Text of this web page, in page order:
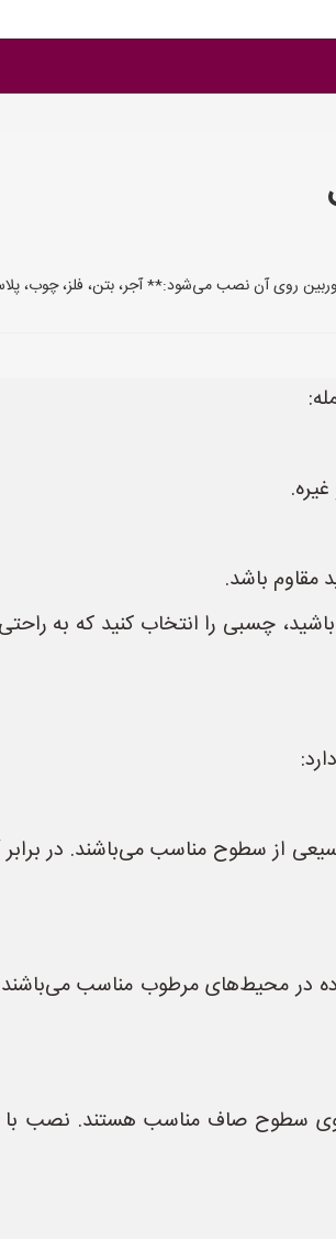
روی آن نصب می‌شود:** آجر، بتن، فلز، چوب،
مقاوم باشد.
چسبی را انتخاب کنید که به
سطوح مناسب می‌باشند. در برابر
در محیط‌های مرطوب مناسب
سطوح صاف مناسب هستند. نصب